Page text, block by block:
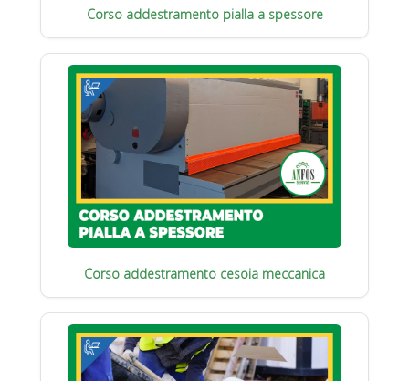
Corso addestramento pialla a spessore
Corso addestramento cesoia meccanica